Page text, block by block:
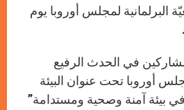
البرلمانية لمجلس أوروبا يوم
في الحدث الرفيع
أوروبا تحت عنوان البيئة
بيئة آمنة وصحية ومستدامة”